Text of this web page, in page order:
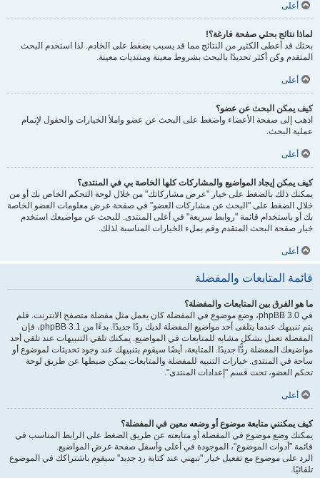
أعلى
لماذا نتائج بحثي صفحة فارغة؟!
بحثك قد أعطى الكثير من النتائج مما قد يسبب بضغط على الخادم. لذا استخدم البحث
المتقدم وكن أكثر تحديدًا بالبحث بشروط معينة ومنتديات معينة.
أعلى
كيف يمكن البحث عن عضو؟
اذهب إلى صفحة الأعضاء واضغط على البحث عن عضو واملأ الخيارات والحقول لإتمام
عملية البحث.
أعلى
كيف يمكن إيجاد المواضيع والمشاركات كلها الخاصة بي في المنتدى؟
يمكنك ذلك بالضغط على خيار "عرض مشاركاتك" من خلال لوحة التحكم الخاص بك أو من
خلال الضغط على "البحث عن مشاركات العضو" في صفحة عرض معلومات العضو الخاصة
بك أو باستخدام قائمة "روابط سريعة" في أعلى المنتدى. للبحث عن مواضيعك استخدم
خيار صفحة البحث المتقدم وقم بملء الخيارات المناسبة لذلك.
أعلى
قائمة المتابعات والمفضلة
ما هو الفرق بين المتابعات والمفضلة؟
في phpBB 3.0، وضع موضوع في المفضلة كان يعمل مثل مفضلة متصفح الانترنت. فلم
يتم تنبيهك عندما يتلقى أحد مواضيع المفضلة لديك ردًا جديدًا. بدءًا من phpBB 3.1، فإن
المفضلة تعمل بشكل مشابه للمتابعات في المواضيع. يمكنك تلقي التنبيهات عند تلقي أحد
مواضيعك المفضلة ردًّا جديدًا. المتابعة، أيضًا سيقوم بتنبيهك عند وجود تحديثات لموضوع أو
ساحة في المنتدى. خيارات التنبيه للمفضلة والمتابعات يمكن ضبطها عن طريق لوحة
تحكم العضو، تحت قسم "إعدادات المنتدى".
أعلى
كيف يمكنني متابعة موضوع أو وضعه معين في المفضلة؟
يمكنك وضع موضوع في المفضلة أو متابعته عن طريق الضغط على الرابط المناسب في
قائمة "أدوات الموضوع"، الموجودة في أعلى وأسفل صفحة عرض المواضيع.
الرد على موضوع مع تفعيل خيار "نبهني عند كتابة رد جديد" سيقوم باشتراكك في الموضوع
تلقائيًا.